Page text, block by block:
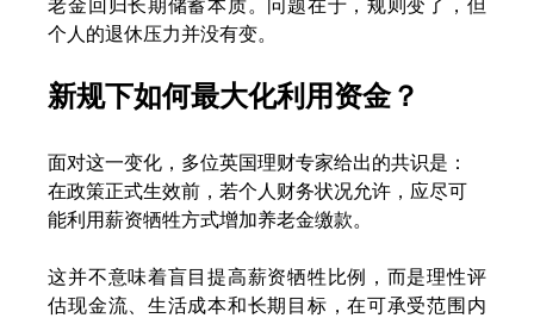
个人的退休压力并没有变。
新规下如何最大化利用资金？
面对这一变化，多位英国理财专家给出的共识是：
在政策正式生效前，若个人财务状况允许，应尽可
能利用薪资牺牲方式增加养老金缴款。
这并不意味着盲目提高薪资牺牲比例，而是理性评
估现金流、生活成本和长期目标，在可承受范围内